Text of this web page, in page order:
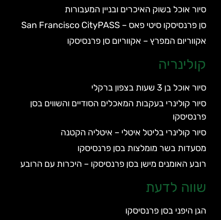
סיור אוכל בשוק האיכרים ובניין המעבורות
סן פרנסיסקו סיטי פאס – San Francisco CityPASS
אקווריום המפרץ – אקווריום סן פרנסיסקו
קולינריה
סיור אוכל בן 3 שעות בצפון ברקלי
סיור קולינרי בעקבות המאכלים הסודיים והשווים בסן
פרנסיסקו
סיור קולינרי בליטל איטלי – איטליה הקטנה
מסעדות בשר מומלצות בסן פרנסיסקו
רובע האומנים מישן בסן פרנסיסקו – היכרות עם הרובע
שווה לדעת
הגן היפני בסן פרנסיסקו